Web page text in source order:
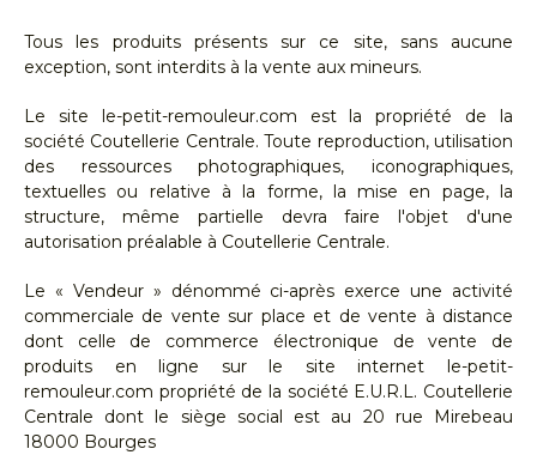
Tous les produits présents sur ce site, sans aucune
exception, sont interdits à la vente aux mineurs.
Le site le-petit-remouleur.com est la propriété de la
société Coutellerie Centrale. Toute reproduction, utilisation
des ressources photographiques, iconographiques,
textuelles ou relative à la forme, la mise en page, la
structure, même partielle devra faire l'objet d'une
autorisation préalable à Coutellerie Centrale.
Le « Vendeur » dénommé ci-après exerce une activité
commerciale de vente sur place et de vente à distance
dont celle de commerce électronique de vente de
produits en ligne sur le site internet le-petit-
remouleur.com propriété de la société E.U.R.L. Coutellerie
Centrale dont le siège social est au 20 rue Mirebeau
18000 Bourges